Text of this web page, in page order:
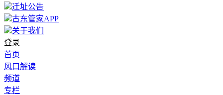
迁址公告
古东管家APP
关于我们
登录
首页
风口解读
频道
专栏